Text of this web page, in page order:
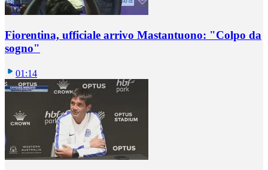
Fiorentina, ufficiale arrivo Mastantuono: "Colpo da
sogno"
01:14